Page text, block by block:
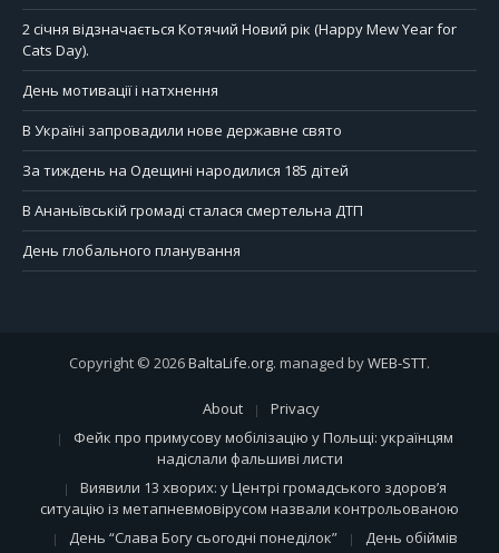
2 січня відзначається Котячий Новий рік (Happy Mew Year for
Cats Day).
День мотивації і натхнення
В Україні запровадили нове державне свято
За тиждень на Одещині народилися 185 дітей
В Ананьївській громаді сталася смертельна ДТП
День глобального планування
Copyright © 2026BaltaLife.org. managed byWEB-STT.
About
Privacy
Фейк про примусову мобілізацію у Польщі: українцям
надіслали фальшиві листи
Виявили 13 хворих: у Центрі громадського здоров’я
ситуацію із метапневмовірусом назвали контрольованою
День “Слава Богу сьогодні понеділок”
День обіймів